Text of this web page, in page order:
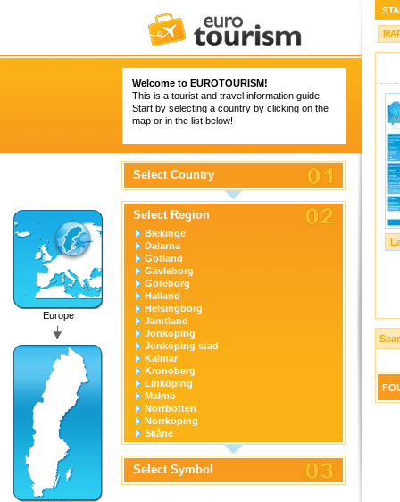
Welcome to EUROTOURISM!
This is a tourist and travel information guide.
Start by selecting a country by clicking on the
map or in the list below!
Europe
Select Country
Select Region
Blekinge
Dalarna
Gotland
Gävleborg
Göteborg
Halland
Helsingborg
Jämtland
Jönköping
Jönköping stad
Kalmar
Kronoberg
Linköping
Malmö
Norrbotten
Norrköping
Skåne
Stockholm
Stockholm stad
Södermanland
Uppsala
Select Symbol